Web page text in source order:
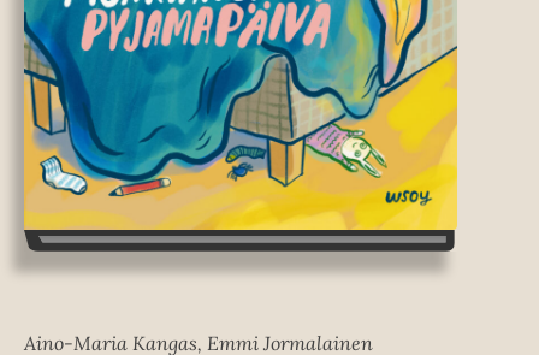
Aino-Maria Kangas, Emmi Jormalainen